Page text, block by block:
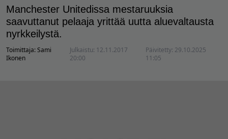
Manchester Unitedissa mestaruuksia
saavuttanut pelaaja yrittää uutta aluevaltausta
nyrkkeilystä.
Toimittaja:Sami
Ikonen
Julkaistu: 12.11.2017
20:00
Päivitetty: 29.10.2025
11:05